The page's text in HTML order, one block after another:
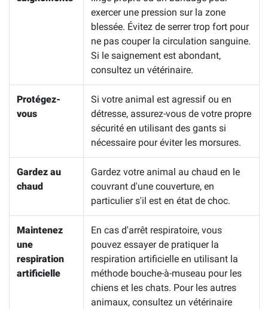
exercer une pression sur la zone
blessée. Évitez de serrer trop fort pour
ne pas couper la circulation sanguine.
Si le saignement est abondant,
consultez un vétérinaire.
Protégez-
vous
Si votre animal est agressif ou en
détresse, assurez-vous de votre propre
sécurité en utilisant des gants si
nécessaire pour éviter les morsures.
Gardez au
chaud
Gardez votre animal au chaud en le
couvrant d'une couverture, en
particulier s'il est en état de choc.
Maintenez
une
respiration
artificielle
En cas d'arrêt respiratoire, vous
pouvez essayer de pratiquer la
respiration artificielle en utilisant la
méthode bouche-à-museau pour les
chiens et les chats. Pour les autres
animaux, consultez un vétérinaire